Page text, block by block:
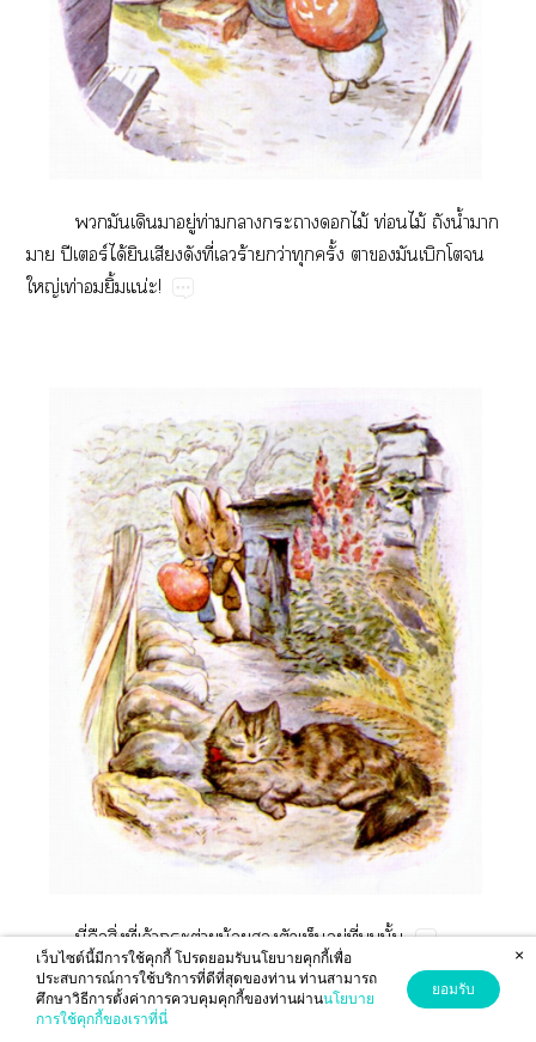
​​​​ู่​ท่​​​​ไม้​ท่​ไม้​​น้ำ​​
​ปี​ร์​ได้​​​​ี่​​ร้​ว่​​ั้​​​​​​​
ญ่​ท่​​ิ้​น่!
ี่​​ิ่​ี่​จ้​ต่​น้​​​​ู่​ี่​​ั้
​ู่​ว้ึ่​​​ั้​ไม่​​​​​​​
ปี​ร์​​​​ญ่​​ซ่​​ร้​​ญ่
เว็บไซต์นี้มีการใช้คุกกี้ โปรดยอมรับนโยบายคุกกี้เพื่อ
ประสบการณ์การใช้บริการที่ดีที่สุดของท่าน ท่านสามารถ
ศึกษาวิธีการตั้งค่าการควบคุมคุกกี้ของท่านผ่านนโยบาย
การใช้คุกกี้ของเราที่นี่
ยอมรับ
×